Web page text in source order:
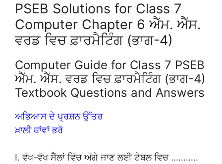
PSEB Solutions for Class 7
Computer Chapter 6 ਐੱਮ. ਐੱਸ.
ਵਰਡ ਵਿਚ ਫ਼ਾਰਮੈਟਿੰਗ (ਭਾਗ-4)
Computer Guide for Class 7 PSEB
ਐੱਮ. ਐੱਸ. ਵਰਡ ਵਿਚ ਫ਼ਾਰਮੈਟਿੰਗ (ਭਾਗ-4)
Textbook Questions and Answers
ਅਭਿਆਸ ਦੇ ਪ੍ਰਸ਼ਨ ਉੱਤਰ
ਖ਼ਾਲੀ ਥਾਂਵਾਂ ਭਰੋ
I. ਵੱਖ-ਵੱਖ ਸੈੱਲਾਂ ਵਿੱਚ ਅੱਗੇ ਜਾਣ ਲਈ ਟੇਬਲ ਵਿਚ ………..